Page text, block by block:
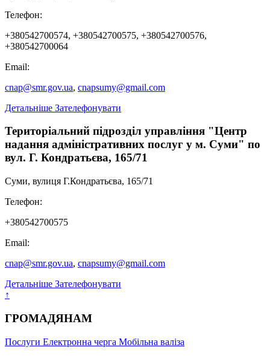
Телефон:
+380542700574, +380542700575, +380542700576,
+380542700064
Email:
cnap@smr.gov.ua, cnapsumy@gmail.com
Детальніше Зателефонувати
Територіальний підрозділ управління "Центр
надання адміністративних послуг у м. Суми" по
вул. Г. Кондратьєва, 165/71
Суми, вулиця Г.Кондратьєва, 165/71
Телефон:
+380542700575
Email:
cnap@smr.gov.ua, cnapsumy@gmail.com
Детальніше Зателефонувати
↑
ГРОМАДЯНАМ
Послуги Електронна черга Мобільна валіза